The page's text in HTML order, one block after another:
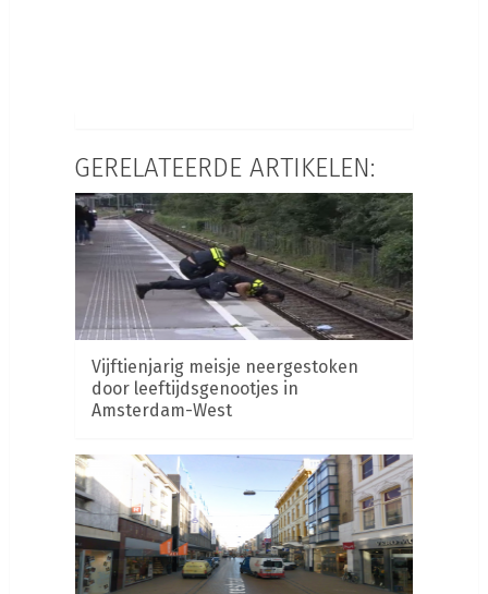
GERELATEERDE ARTIKELEN:
Vijftienjarig meisje neergestoken
door leeftijdsgenootjes in
Amsterdam-West